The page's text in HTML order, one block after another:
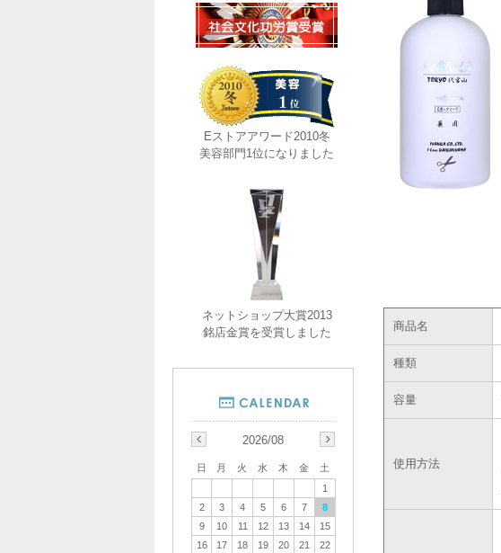
商品名
種類
容量
使用方法
Eストアアワード2010冬
美容部門1位になりました
ネットショップ大賞2013
銘店金賞を受賞しました
2026/08
日 月 火 水 木 金
土
1
2
3 4 5 6 7
8
9
10 11 12 13 14
15
16
17 18 19 20 21
22